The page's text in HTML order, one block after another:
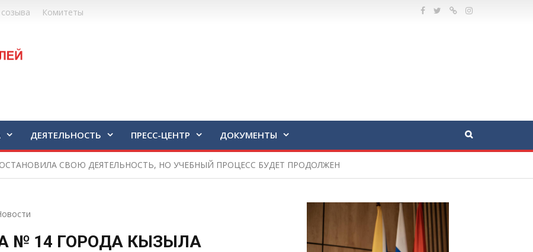
Комитеты
ДЕЯТЕЛЬНОСТЬ ПРЕСС-ЦЕНТР ДОКУМЕНТЫ
СВОЮ ДЕЯТЕЛЬНОСТЬ, НО УЧЕБНЫЙ ПРОЦЕСС БУДЕТ ПРОДОЛЖЕН
№ 14 ГОРОДА КЫЗЫЛА